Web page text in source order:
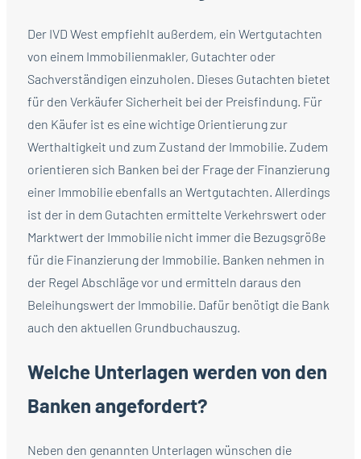
Der IVD West empfiehlt außerdem, ein Wertgutachten
von einem Immobilienmakler, Gutachter oder
Sachverständigen einzuholen. Dieses Gutachten bietet
für den Verkäufer Sicherheit bei der Preisfindung. Für
den Käufer ist es eine wichtige Orientierung zur
Werthaltigkeit und zum Zustand der Immobilie. Zudem
orientieren sich Banken bei der Frage der Finanzierung
einer Immobilie ebenfalls an Wertgutachten. Allerdings
ist der in dem Gutachten ermittelte Verkehrswert oder
Marktwert der Immobilie nicht immer die Bezugsgröße
für die Finanzierung der Immobilie. Banken nehmen in
der Regel Abschläge vor und ermitteln daraus den
Beleihungswert der Immobilie. Dafür benötigt die Bank
auch den aktuellen Grundbuchauszug.
Welche Unterlagen werden von den
Banken angefordert?
Neben den genannten Unterlagen wünschen die